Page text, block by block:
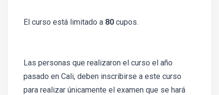
El curso está limitado a 80 cupos.
Las personas que realizaron el curso el año
pasado en Cali, deben inscribirse a este curso
para realizar únicamente el examen que se hará